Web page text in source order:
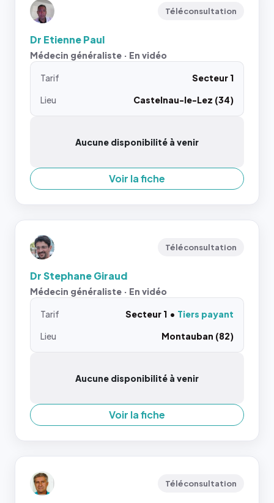
Téléconsultation
Dr Etienne Paul
Médecin généraliste · En vidéo
Tarif
Secteur 1
Lieu
Castelnau-le-Lez (34)
Aucune disponibilité à venir
Voir la fiche
Téléconsultation
Dr Stephane Giraud
Médecin généraliste · En vidéo
Tarif Secteur 1
Tiers payant
Lieu
Montauban (82)
Aucune disponibilité à venir
Voir la fiche
Téléconsultation